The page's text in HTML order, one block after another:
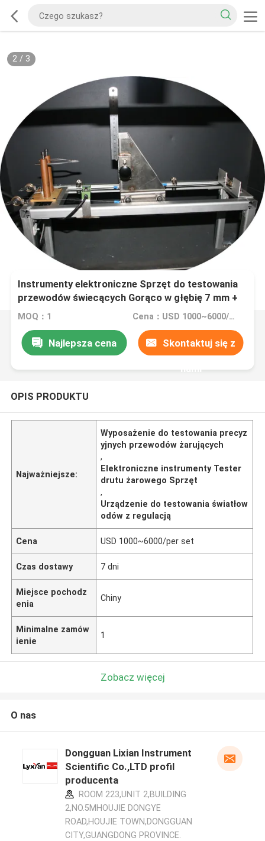
2/ 3
Instrumenty elektroniczne Sprzęt do testowania
przewodów świecących Gorąco w głębię 7 mm +
0,5 mm (regulowalna) Klasa precyzji: 0.5
MOQ：1 Cena：USD 1000~6000/per set
Najlepsza cena Skontaktuj się z
nami
OPIS PRODUKTU
Najważniejsze:
Wyposażenie do testowania precyz
yjnych przewodów żarujących
,
Elektroniczne instrumenty Tester
drutu żarowego Sprzęt
,
Urządzenie do testowania światłow
odów z regulacją
Cena USD 1000~6000/per set
Czas dostawy 7 dni
Miejsce pochodz
enia
Chiny
Minimalne zamów
ienie
1
Zobacz więcej
O nas
Dongguan Lixian Instrument
Scientific Co.,LTD profil
producenta
ROOM 223,UNIT 2,BUILDING
2,NO.5MHOUJIE DONGYE
ROAD,HOUJIE TOWN,DONGGUAN
CITY,GUANGDONG PROVINCE.